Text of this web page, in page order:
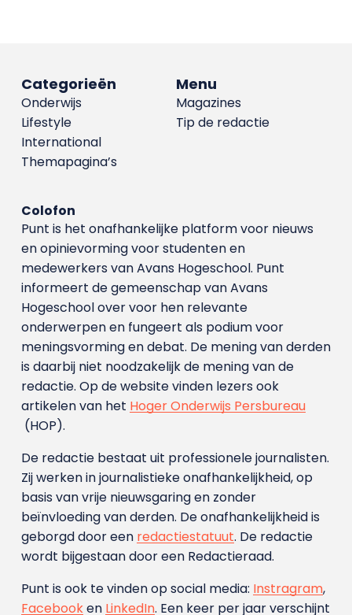
Menu
Magazines
Tip de redactie
Categorieën
Onderwijs
Lifestyle
International
Themapagina’s
Colofon
Punt is het onafhankelijke platform voor nieuws
en opinievorming voor studenten en
medewerkers van Avans Hoge­school. Punt
informeert de gemeenschap van Avans
Hogeschool over voor hen relevante
onderwerpen en fungeert als podium voor
meningsvorming en debat. De mening van derden
is daarbij niet noodzakelijk de mening van de
redactie. Op de website vinden lezers ook
artikelen van het Hoger Onderwijs Persbureau
(HOP).
De redactie bestaat uit professionele journalisten.
Zij werken in journalistieke onafhankelijkheid, op
basis van vrije nieuwsgaring en zonder
beïnvloeding van derden. De onafhankelijkheid is
geborgd door een redactiestatuut. De redactie
wordt bijgestaan door een Redactieraad.
Punt is ook te vinden op social media: Instragram,
Facebooken LinkedIn. Een keer per jaar verschijnt